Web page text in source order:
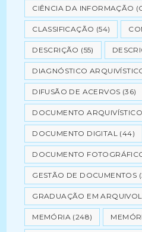
CIÊNCIA DA INFORMAÇÃO
CLASSIFICAÇÃO (54)
DESCRIÇÃO (55)
DIAGNÓSTICO
DIFUSÃO DE ACERVOS (36)
DOCUMENTO ARQUIVÍSTICO
DOCUMENTO DIGITAL (44)
DOCUMENTO
GESTÃO DE DOCUMENTOS
GRADUAÇÃO EM
MEMÓRIA (248)